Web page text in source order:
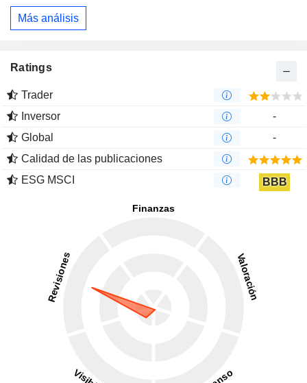
Más análisis
Ratings
Trader
Inversor
-
Global
-
Calidad de las publicaciones
ESG MSCI
BBB